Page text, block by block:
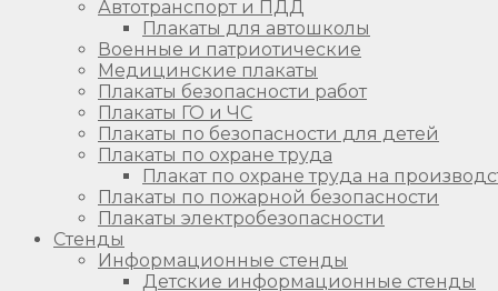
Автотранспорт и ПДД
Плакаты для автошколы
Военные и патриотические
Медицинские плакаты
Плакаты безопасности работ
Плакаты ГО и ЧС
Плакаты по безопасности для детей
Плакаты по охране труда
Плакат по охране труда на
Плакаты по пожарной безопасности
Плакаты электробезопасности
Стенды
Информационные стенды
Детские информационные стенды